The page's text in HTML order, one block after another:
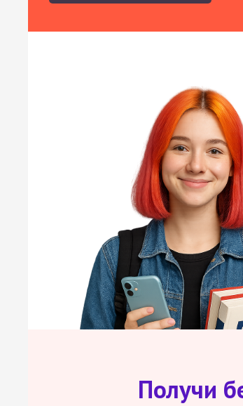
Получи